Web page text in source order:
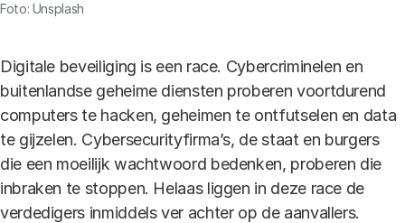
Foto: Unsplash
Digitale beveiliging is een race. Cybercriminelen en
buitenlandse geheime diensten proberen voortdurend
computers te hacken, geheimen te ontfutselen en data
te gijzelen. Cybersecurityfirma’s, de staat en burgers
die een moeilijk wachtwoord bedenken, proberen die
inbraken te stoppen. Helaas liggen in deze race de
verdedigers inmiddels ver achter op de aanvallers.